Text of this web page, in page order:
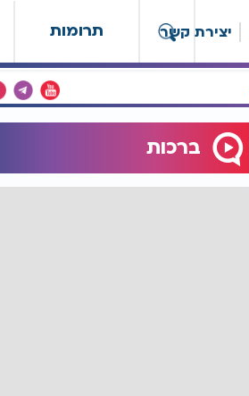
תרומות יצירת קשר
ברכות